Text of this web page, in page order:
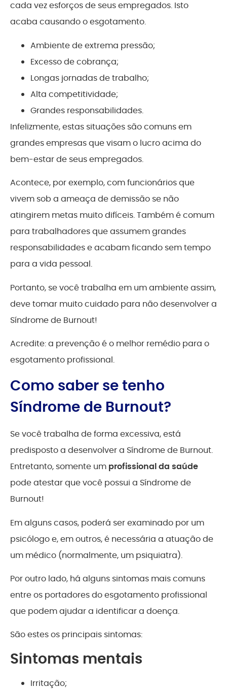
cada vez esforços de seus empregados. Isto
acaba causando o esgotamento.
Ambiente de extrema pressão;
Excesso de cobrança;
Longas jornadas de trabalho;
Alta competitividade;
Grandes responsabilidades.
Infelizmente, estas situações são comuns em
grandes empresas que visam o lucro acima do
bem-estar de seus empregados.
Acontece, por exemplo, com funcionários que
vivem sob a ameaça de demissão se não
atingirem metas muito difíceis. Também é comum
para trabalhadores que assumem grandes
responsabilidades e acabam ficando sem tempo
para a vida pessoal.
Portanto, se você trabalha em um ambiente assim,
deve tomar muito cuidado para não desenvolver a
Síndrome de Burnout!
Acredite: a prevenção é o melhor remédio para o
esgotamento profissional.
Como saber se tenho
Síndrome de Burnout?
Se você trabalha de forma excessiva, está
predisposto a desenvolver a Síndrome de Burnout.
Entretanto, somente um profissional da saúde
pode atestar que você possui a Síndrome de
Burnout!
Em alguns casos, poderá ser examinado por um
psicólogo e, em outros, é necessária a atuação de
um médico (normalmente, um psiquiatra).
Por outro lado, há alguns sintomas mais comuns
entre os portadores do esgotamento profissional
que podem ajudar a identificar a doença.
São estes os principais sintomas:
Sintomas mentais
Irritação;